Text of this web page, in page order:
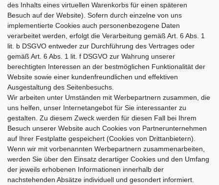
des Inhalts eines virtuellen Warenkorbs für einen späteren
Besuch auf der Website). Sofern durch einzelne von uns
implementierte Cookies auch personenbezogene Daten
verarbeitet werden, erfolgt die Verarbeitung gemäß Art. 6 Abs. 1
lit. b DSGVO entweder zur Durchführung des Vertrages oder
gemäß Art. 6 Abs. 1 lit. f DSGVO zur Wahrung unserer
berechtigten Interessen an der bestmöglichen Funktionalität der
Website sowie einer kundenfreundlichen und effektiven
Ausgestaltung des Seitenbesuchs.
Wir arbeiten unter Umständen mit Werbepartnern zusammen, die
uns helfen, unser Internetangebot für Sie interessanter zu
gestalten. Zu diesem Zweck werden für diesen Fall bei Ihrem
Besuch unserer Website auch Cookies von Partnerunternehmen
auf Ihrer Festplatte gespeichert (Cookies von Drittanbietern).
Wenn wir mit vorbenannten Werbepartnern zusammenarbeiten,
werden Sie über den Einsatz derartiger Cookies und den Umfang
der jeweils erhobenen Informationen innerhalb der
nachstehenden Absätze individuell und gesondert informiert.